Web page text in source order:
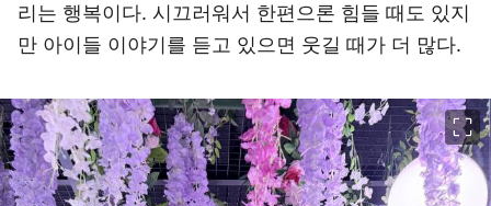
리는 행복이다. 시끄러워서 한편으론 힘들 때도 있지
만 아이들 이야기를 듣고 있으면 웃길 때가 더 많다.